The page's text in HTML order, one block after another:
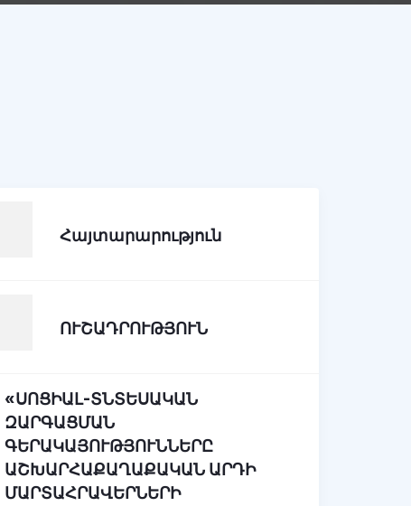
Հայտարարություն
ՈՒՇԱԴՐՈՒԹՅՈՒՆ
«ՍՈՑԻԱԼ-ՏՆՏԵՍԱԿԱՆ
ԶԱՐԳԱՑՄԱՆ
ԳԵՐԱԿԱՅՈՒԹՅՈՒՆՆԵՐԸ
ԱՇԽԱՐՀԱՔԱՂԱՔԱԿԱՆ ԱՐԴԻ
ՄԱՐՏԱՀՐԱՎԵՐՆԵՐԻ